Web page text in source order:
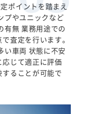
ポイントを踏まえ
プやユニックなど
有無 業務用途での
査定を行います。
い車両 状態に不安
じて適正に評価
ることが可能で